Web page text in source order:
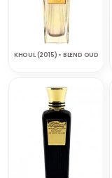
KHOUL (2015) • BLEND OUD